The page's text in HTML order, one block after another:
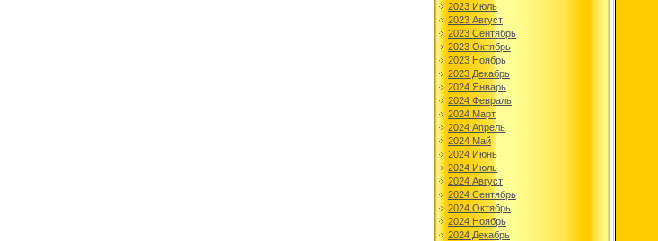
2023 Июль
2023 Август
2023 Сентябрь
2023 Октябрь
2023 Ноябрь
2023 Декабрь
2024 Январь
2024 Февраль
2024 Март
2024 Апрель
2024 Май
2024 Июнь
2024 Июль
2024 Август
2024 Сентябрь
2024 Октябрь
2024 Ноябрь
2024 Декабрь